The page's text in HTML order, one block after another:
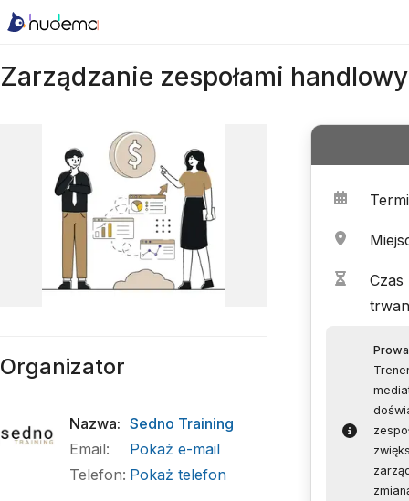
Zarządzanie zespołami
Czas
Organizator
Nazwa: Sedno Training
Email:
Pokaż e-mail
Telefon: Pokaż telefon